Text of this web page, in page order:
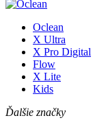
Oclean
X Ultra
X Pro Digital
Flow
X Lite
Kids
Ďalšie značky